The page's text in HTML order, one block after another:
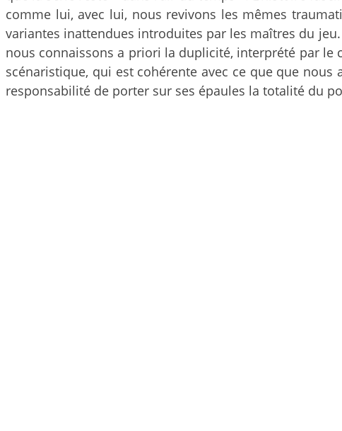
comme lui, avec lui, nous revivons les mêmes
variantes inattendues introduites par les maîtres du
nous connaissons a priori la duplicité, interprété par le
scénaristique, qui est cohérente avec ce que que
responsabilité de porter sur ses épaules la totalité du